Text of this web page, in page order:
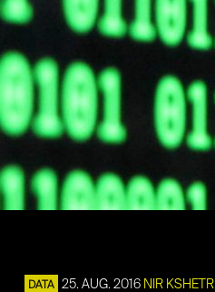
DATA 25. AUG. 2016 NIR KSHETRI